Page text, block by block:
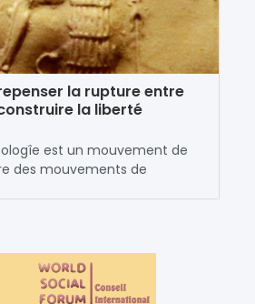
la rupture entre
la liberté
est un mouvement de
des mouvements de